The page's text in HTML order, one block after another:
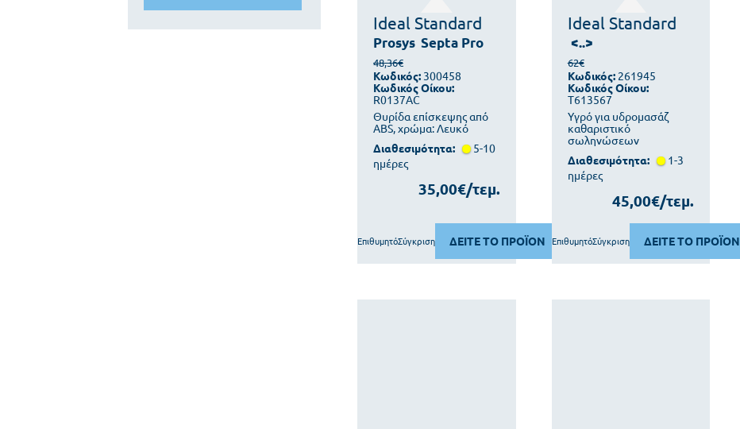
Ideal Standard
Prosys Septa Pro
Θυρίδα επίσκεψης από
ABS, χρώμα: Λευκό
48,36€
Κωδικός: 300458
Κωδικός Οίκου:
R0137AC
Διαθεσιμότητα:
5-10
ημέρες
35,00€/τεμ.
ΔΕΙΤΕ ΤΟ ΠΡΟΪΟΝ
ΕπιθυμητόΣύγκριση
Ideal Standard
<..>
Υγρό για υδρομασάζ
καθαριστικό
σωληνώσεων
62€
Κωδικός:261945
Κωδικός Οίκου:
T613567
Διαθεσιμότητα:
1-3
ημέρες
45,00€/τεμ.
ΔΕΙΤΕ ΤΟ ΠΡΟΪΟΝ
ΕπιθυμητόΣύγκριση